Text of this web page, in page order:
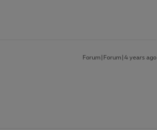
Forum|Forum|4 years ago